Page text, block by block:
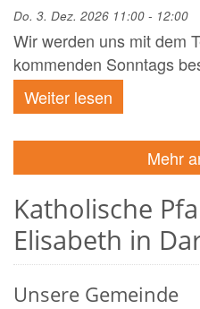
Do. 3. Dez. 2026 11:00 - 12:00
Wir werden uns mit dem
kommenden Sonntags
Weiter lesen
Mehr
Katholische
Elisabeth in
Unsere Gemeinde